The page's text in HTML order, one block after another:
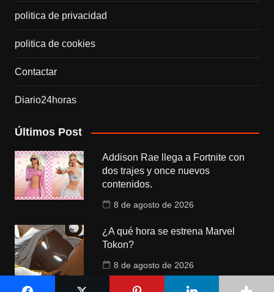
politica de privacidad
politica de cookies
Contactar
Diario24horas
Últimos Post
Addison Rae llega a Fortnite con
dos trajes y once nuevos
contenidos.
8 de agosto de 2026
¿A qué hora se estrena Marvel
Tokon?
8 de agosto de 2026